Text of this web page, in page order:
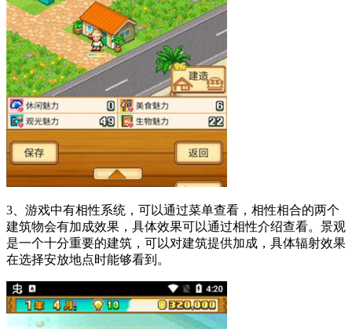
3、游戏中有相性系统，可以通过菜单查看，相性相合的两个
建筑物会有加成效果，具体效果可以通过相性介绍查看。景观
是一个十分重要的建筑，可以对建筑提供加成，具体辐射效果
在选择安放地点时能够看到。